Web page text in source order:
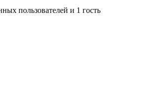
пользователей и 1 гость